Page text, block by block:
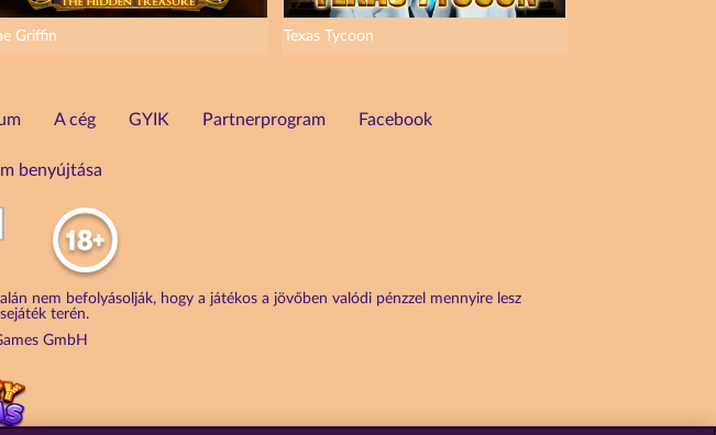
Griffin Texas Tycoon
A cég GYIK Partnerprogram Facebook
benyújtása
nem befolyásolják, hogy a játékos a jövőben valódi pénzzel mennyire lesz
terén.
GmbH